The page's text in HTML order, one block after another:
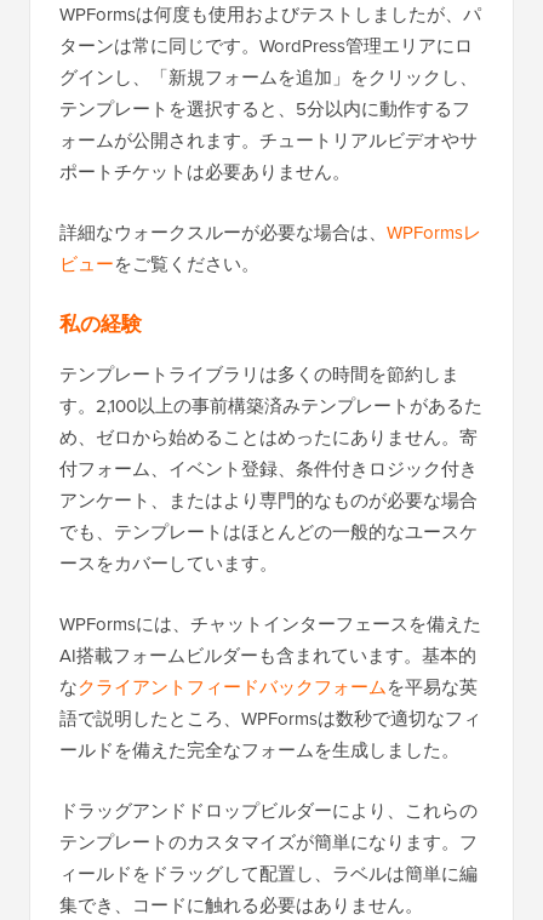
WPFormsは何度も使用およびテストしましたが、パ
ターンは常に同じです。WordPress管理エリアにロ
グインし、「新規フォームを追加」をクリックし、
テンプレートを選択すると、5分以内に動作するフ
ォームが公開されます。チュートリアルビデオやサ
ポートチケットは必要ありません。
詳細なウォークスルーが必要な場合は、 WPFormsレ
ビューをご覧ください。
私の経験
テンプレートライブラリは多くの時間を節約しま
す。2,100以上の事前構築済みテンプレートがあるた
め、ゼロから始めることはめったにありません。寄
付フォーム、イベント登録、条件付きロジック付き
アンケート、またはより専門的なものが必要な場合
でも、テンプレートはほとんどの一般的なユースケ
ースをカバーしています。
WPFormsには、チャットインターフェースを備えた
AI搭載フォームビルダーも含まれています。基本的
なクライアントフィードバックフォームを平易な英
語で説明したところ、WPFormsは数秒で適切なフィ
ールドを備えた完全なフォームを生成しました。
ドラッグアンドドロップビルダーにより、これらの
テンプレートのカスタマイズが簡単になります。フ
ィールドをドラッグして配置し、ラベルは簡単に編
集でき、コードに触れる必要はありません。